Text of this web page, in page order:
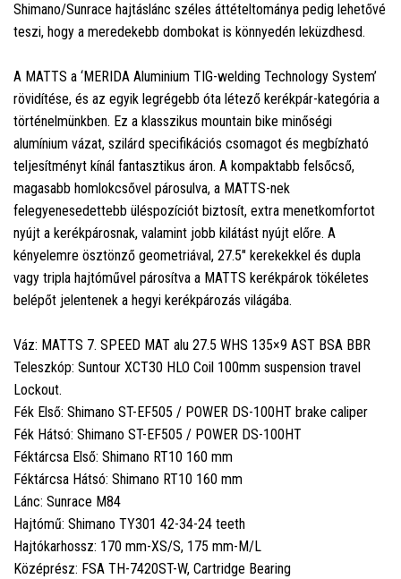
Shimano/Sunrace hajtáslánc széles áttételtománya pedig lehetővé
teszi, hogy a meredekebb dombokat is könnyedén leküzdhesd.
A MATTS a ‘MERIDA Aluminium TIG-welding Technology System’
rövidítése, és az egyik legrégebb óta létező kerékpár-kategória a
történelmünkben. Ez a klasszikus mountain bike minőségi
alumínium vázat, szilárd specifikációs csomagot és megbízható
teljesítményt kínál fantasztikus áron. A kompaktabb felsőcső,
magasabb homlokcsővel párosulva, a MATTS-nek
felegyenesedettebb üléspozíciót biztosít, extra menetkomfortot
nyújt a kerékpárosnak, valamint jobb kilátást nyújt előre. A
kényelemre ösztönző geometriával, 27.5" kerekekkel és dupla
vagy tripla hajtóművel párosítva a MATTS kerékpárok tökéletes
belépőt jelentenek a hegyi kerékpározás világába.
Váz: MATTS 7. SPEED MAT alu 27.5 WHS 135×9 AST BSA BBR
Teleszkóp: Suntour XCT30 HLO Coil 100mm suspension travel
Lockout.
Fék Első: Shimano ST-EF505 / POWER DS-100HT brake caliper
Fék Hátsó: Shimano ST-EF505 / POWER DS-100HT
Féktárcsa Első: Shimano RT10 160 mm
Féktárcsa Hátsó: Shimano RT10 160 mm
Lánc: Sunrace M84
Hajtómű: Shimano TY301 42-34-24 teeth
Hajtókarhossz: 170 mm-XS/S, 175 mm-M/L
Középrész: FSA TH-7420ST-W, Cartridge Bearing